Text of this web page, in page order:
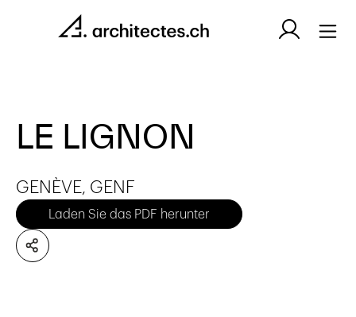
LE LIGNON
GENÈVE, GENF
Laden Sie das PDF herunter